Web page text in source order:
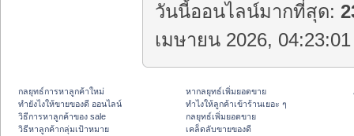
วันนี้ออนไลน์มากที่สุด:
เมษายน 2026,
กลยุทธ์การหาลูกค้าใหม่
ทํายังไงให้ขายของดี ออนไลน์
วิธีการหาลูกค้าของ sale
วิธีหาลูกค้ากลุ่มเป้าหมาย
หากลยุทธ์เพิ่มยอดขาย
ทําไงให้ลูกค้าเข้าร้านเยอะ ๆ
กลยุทธ์เพิ่มยอดขาย
เคล็ดลับขายของดี